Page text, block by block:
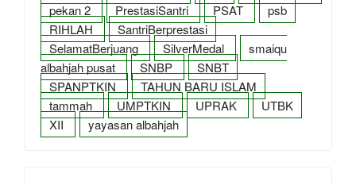
pekan 2
PrestasiSantri PSAT
psb
RIHLAH
SantriBerprestasi
SelamatBerjuang
SilverMedal
smaiqu
albahjah pusat
SNBP
SNBT
SPANPTKIN
TAHUN BARU ISLAM
tammah
UMPTKIN UPRAK
UTBK
XII
yayasan albahjah